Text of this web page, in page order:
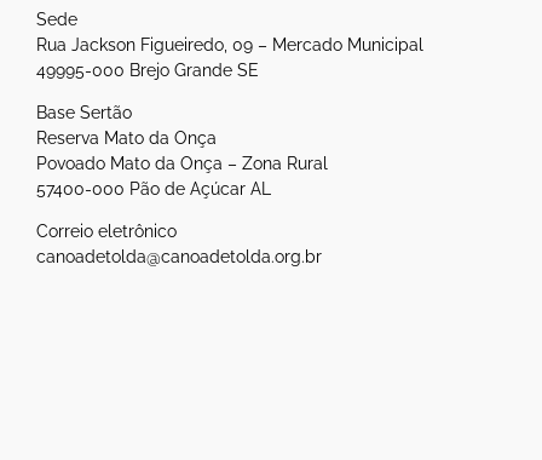
Sede
Rua Jackson Figueiredo, 09 – Mercado Municipal
49995-000 Brejo Grande SE
Base Sertão
Reserva Mato da Onça
Povoado Mato da Onça – Zona Rural
57400-000 Pão de Açúcar AL
Correio eletrônico
canoadetolda@canoadetolda.org.br